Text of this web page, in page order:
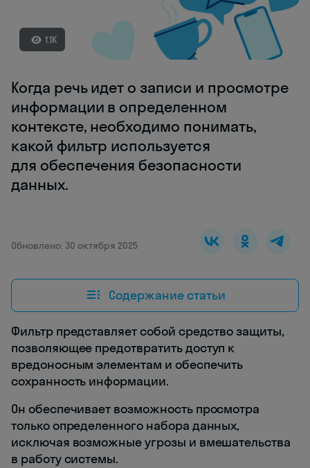
1.1K
Когда речь идет о записи и просмотре
информации в определенном
контексте, необходимо понимать,
какой фильтр используется
для обеспечения безопасности
данных.
Обновлено: 30 октября 2025
Содержание статьи
Фильтр представляет собой средство защиты,
позволяющее предотвратить доступ к
вредоносным элементам и обеспечить
сохранность информации.
Он обеспечивает возможность просмотра
только определенного набора данных,
исключая возможные угрозы и вмешательства
в работу системы.